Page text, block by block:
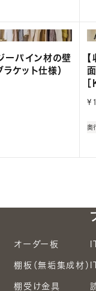
ーパイン材の壁
ケット仕様）
通
奥
オーダー板
棚板（無垢集成材）
棚受け金具